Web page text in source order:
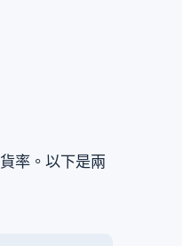
率。以下是兩